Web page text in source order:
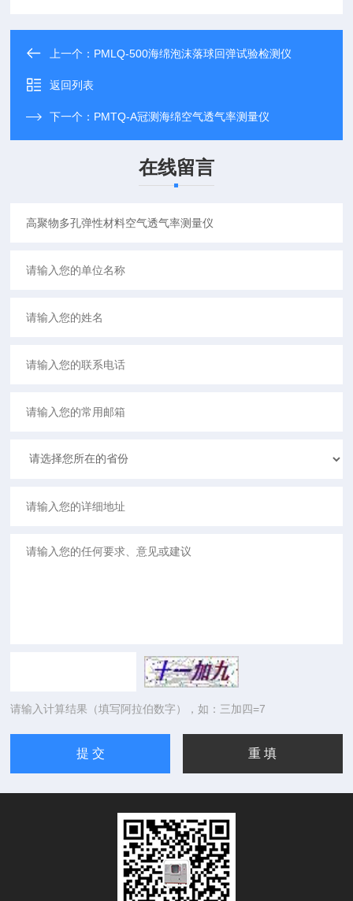
上一个： PMLQ-500海绵泡沫落球回弹试验检测仪
返回列表
下一个： PMTQ-A冠测海绵空气透气率测量仪
在线留言
请输入计算结果（填写阿拉伯数字），如：三加四=7